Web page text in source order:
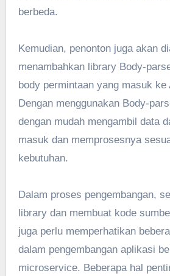
berbeda.
Kemudian, penonton juga akan
menambahkan library Body-
body permintaan yang masuk ke
Dengan menggunakan Body-
dengan mudah mengambil data
masuk dan memprosesnya
kebutuhan.
Dalam proses pengembangan,
library dan membuat kode
juga perlu memperhatikan
dalam pengembangan aplikasi
microservice. Beberapa hal